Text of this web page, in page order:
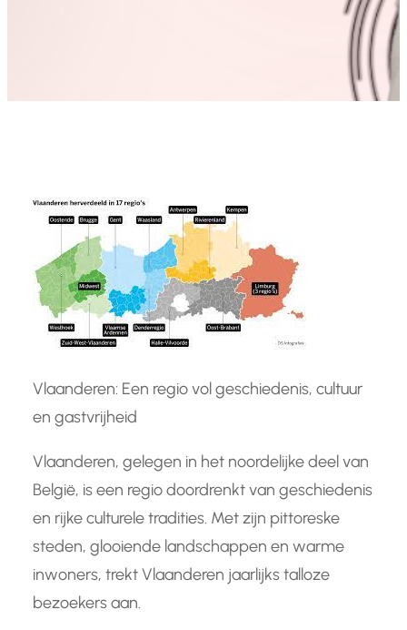
Vlaanderen: Een regio vol geschiedenis, cultuur
en gastvrijheid
Vlaanderen, gelegen in het noordelijke deel van
België, is een regio doordrenkt van geschiedenis
en rijke culturele tradities. Met zijn pittoreske
steden, glooiende landschappen en warme
inwoners, trekt Vlaanderen jaarlijks talloze
bezoekers aan.